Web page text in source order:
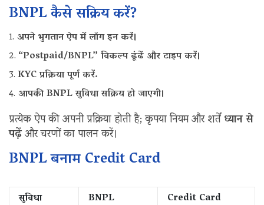
BNPL कैसे सक्रिय करें?
अपने भुगतान ऐप में लॉग इन करें।
“Postpaid/BNPL” विकल्प ढूंढें और टाइप करें।
KYC प्रक्रिया पूर्ण करें.
आपकी BNPL सुविधा सक्रिय हो जाएगी।
प्रत्येक ऐप की अपनी प्रक्रिया होती है; कृपया नियम और शर्तेंध्यान से
पढ़ेंऔर चरणों का पालन करें।
BNPL बनाम‌ Credit Card
सुविधा BNPL
Credit Card